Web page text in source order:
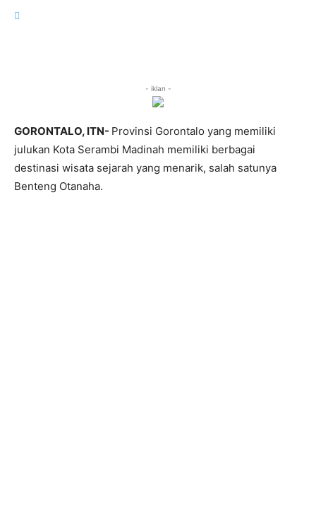
- iklan -
GORONTALO, ITN- Provinsi Gorontalo yang memiliki
julukan Kota Serambi Madinah memiliki berbagai
destinasi wisata sejarah yang menarik, salah satunya
Benteng Otanaha.